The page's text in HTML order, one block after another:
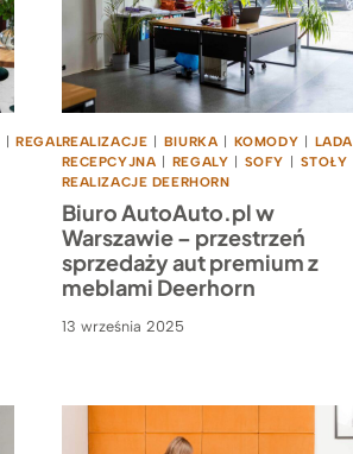
REGALY | STOŁY | SZAFY | TOPOWE
REALIZACJE BIURKA KOMODY
LADA
RECEPCYJNA
REGALY SOFY STOŁY
REALIZACJE DEERHORN
Biuro AutoAuto.pl w
Warszawie – przestrzeń
sprzedaży aut premium z
meblami Deerhorn
13 września 2025